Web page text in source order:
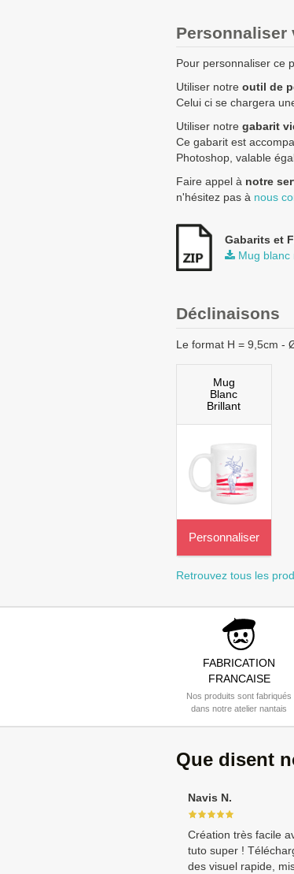
Les clients Français
prix HT.
Les clients en
Personnaliser
Pour personnaliser ce
Utiliser notre outil de
Celui ci se chargera
Utiliser notre gabarit
Ce gabarit est
Photoshop, valable
Faire appel à notre
n'hésitez pas à nous
Gabarits et
Mug blanc
Déclinaisons
Le format H = 9,5cm -
Mug
Blanc
Brillant
Personnaliser
Retrouvez tous les
FABRICATION
FRANCAISE
Nos produits sont fabriqués
dans notre atelier nantais
Que disent
Navis N.
Création très facile
tuto super !
des visuel rapide,